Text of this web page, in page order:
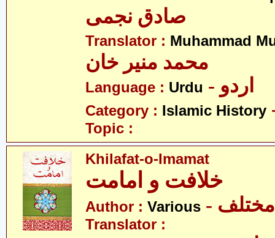
صادق نجمی
Translator : Muhammad
محمد منیر خان
Language : Urdu - اردو
Category : Islamic History
Topic :
Khilafat-o-Imamat
خلافت و امامت
Author : Various - مختلف
Translator :